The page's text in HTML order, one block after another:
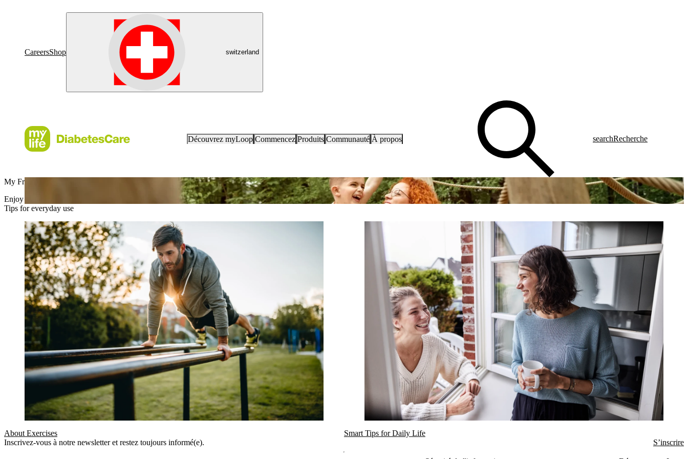
CareersShop switzerland
Découvrez myLoop Commencez Produits Communauté À propos searchRecherche
My Freedom, mylife
Enjoy life without limits with mylife Loop.
Tips for everyday use
About Exercises
Smart Tips for Daily Life
Inscrivez-vous à notre newsletter et restez toujours informé(e).
S’inscrire